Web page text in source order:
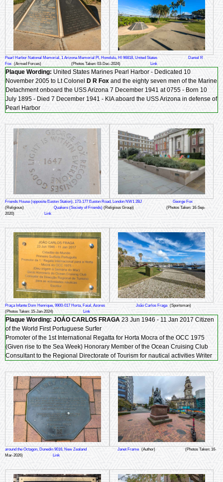
Pearl Harbor National Memorial, 1 Arizona Memorial Pl, Honolulu, HI 96818, United States
Daniel R
Fox (Armed Forces) (Photos Taken: 03-Dec-2024) Link
Plaque Wording: United States Marines Pearl Harbor - Dedicated 10
November 2005 to Lt Colonel
D R Fox and the eighty seven men of the Marine
Detachment onboard the USS Arizona 7 December 1941 at 0755 - Born 10
July 1895 - Died 7 December 1941 - KIA aboard the USS Arizona in defense of
Pearl Harbor
Friends House (opposite Euston Station), 173-177 Euston Road, London NW1 2BJ
George Fox
(Religious)
Quakers (Society of Friends) (Religious Group)
(Photos Taken: 16-Sep-
2020)
Link
Praça Infante Dom Henrique, 9900-017 Horta, Faial, Azores João Carlos Fraga (Sportsman)
(Photos Taken: 15-Jan-2024)
Link
Plaque Wording: JOÁO CARLOS FRAGA 23 Jun 1946 - 11 Jan 2017 Citizen
of the World First Portuguese Surfer
Promoter of the 1st International Regatta for Horta Mocra of the OCC 1975
(Given rise to the Sea Week) Honorary Member of the Ocean Cruising Club
Consultant to the Regional Directorate of Tourism for nautical activities Writer
around the Octagon, Dunedin 9016, New Zealand Janet Frame (Author)
(Photos Taken: 16-
Mar-2026)
Link